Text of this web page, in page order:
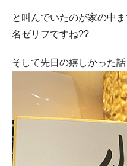
と叫んでいたのが家の中
名ゼリフですね??
そして先日の嬉しかった話